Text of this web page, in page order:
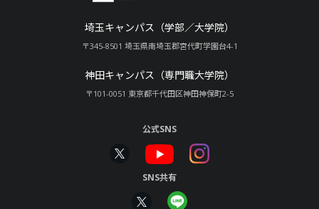
埼玉キャンパス（学部／大学院）
〒345-8501 埼玉県南埼玉郡宮代町学園台4-1
神田キャンパス（専門職大学院）
〒101-0051 東京都千代田区神田神保町2-5
公式SNS
SNS共有